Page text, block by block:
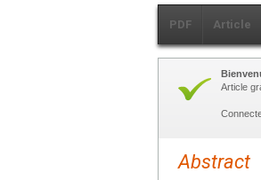
PDF Article
Article
Abstract